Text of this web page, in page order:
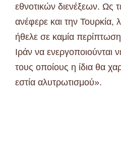
εθνοτικών διενέξεων. Ως
ανέφερε και την Τουρκία,
ήθελε σε καμία περίπτωση
Ιράν να ενεργοποιούνται
τους οποίους η ίδια θα
εστία αλυτρωτισμού».